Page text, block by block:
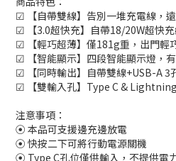
☑ 【自帶雙線】告別一堆充電線，
☑ 【3.0超快充】自帶18/20W超快
☑ 【輕巧超薄】僅181g重，出門輕
☑ 【智能顯示】四段智能顯示燈，
☑ 【同時輸出】自帶雙線+USB-A 3
☑ 【雙輸入孔】Type C &
注意事項：
⦿ 本品可支援邊充邊放電
⦿ 快按二下可將行動電源關機
⦿ Type C孔位僅供輸入，不提供電